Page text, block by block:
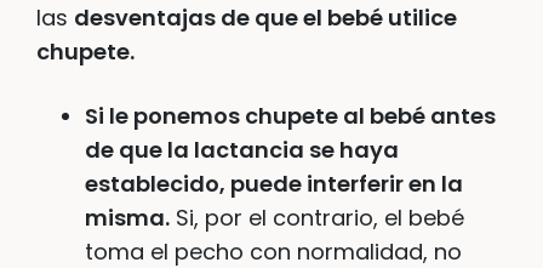
las desventajas de que el bebé utilice
chupete.
Si le ponemos chupete al bebé antes
de que la lactancia se haya
establecido, puede interferir en la
misma. Si, por el contrario, el bebé
toma el pecho con normalidad, no